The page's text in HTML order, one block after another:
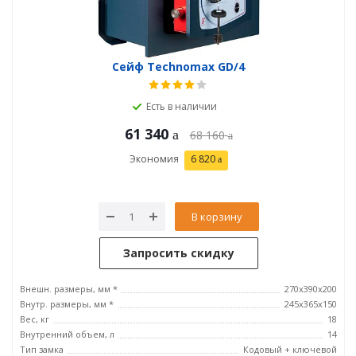
Сейф Technomax GD/4
Есть в наличии
61 340 68 160
Экономия 6 820
В корзину
Запросить скидку
Внешн. размеры, мм *
270x390x200
Внутр. размеры, мм *
245х365х150
Вес, кг
18
Внутренний объем, л
14
Тип замка
Кодовый + ключевой